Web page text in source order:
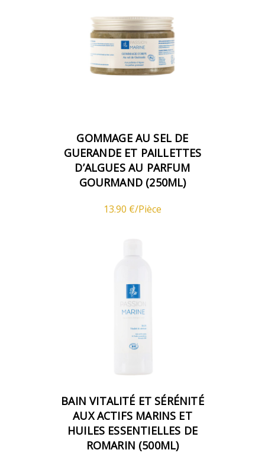
GOMMAGE AU SEL DE
GUERANDE ET PAILLETTES
D’ALGUES AU PARFUM
GOURMAND (250ML)
13.90 €/Pièce
BAIN VITALITÉ ET SÉRÉNITÉ
AUX ACTIFS MARINS ET
HUILES ESSENTIELLES DE
ROMARIN (500ML)